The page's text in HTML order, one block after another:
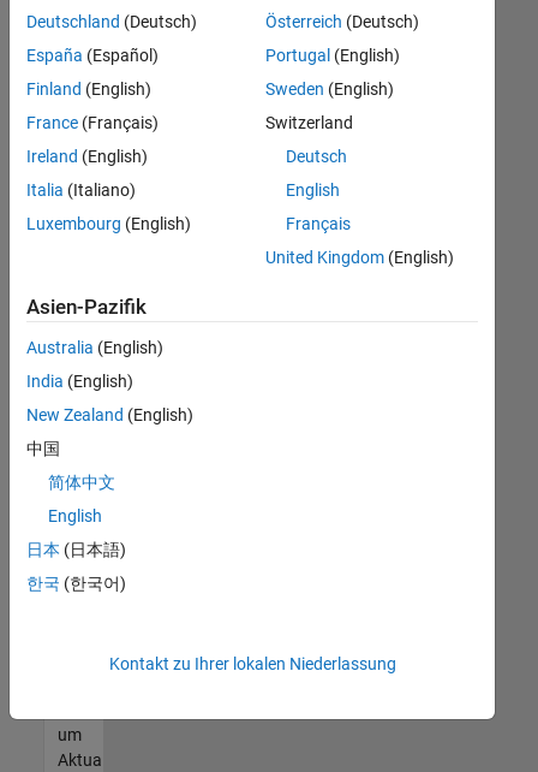
können
die
Suchkriterien
weiter
fassen
oder
alle
Stellenangebote
anzeigen .
noch
keine
offenen
Stellen
können,
die
Ihren
entsprechen,
werden
unseres
um
Aktualisierungen
Deutschland (Deutsch)
España (Español)
Finland (English)
France (Français)
Ireland (English)
Italia (Italiano)
Luxembourg (English)
Österreich (Deutsch)
Portugal (English)
Sweden (English)
Switzerland
Deutsch
English
Français
United Kingdom(English)
Asien-Pazifik
Australia (English)
India (English)
New Zealand (English)
中国
简体中文
English
日本 (日本語)
한국 (한국어)
Kontakt zu Ihrer lokalen Niederlassung